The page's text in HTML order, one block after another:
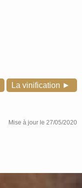
La vinification ►
Mise à jour le 27/05/2020